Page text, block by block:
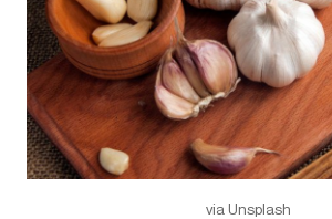
via Unsplash